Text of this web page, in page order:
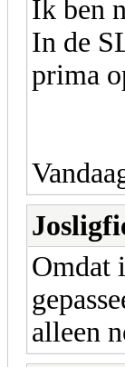
Ik ben
In de
prima
Omdat
alleen